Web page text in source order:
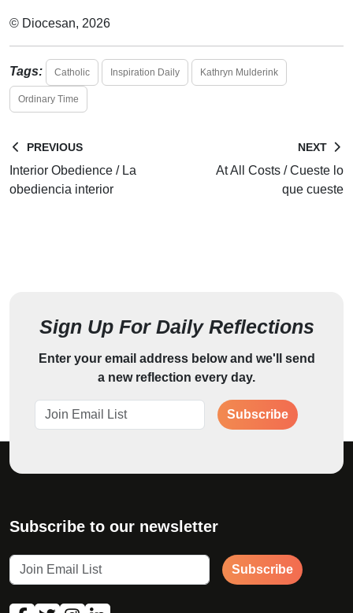
© Diocesan, 2026
Tags: Catholic Inspiration Daily Kathryn Mulderink
Ordinary Time
PREVIOUS
Interior Obedience / La
obediencia interior
NEXT
At All Costs / Cueste lo
que cueste
Sign Up For Daily Reflections
Enter your email address below and we'll send
a new reflection every day.
Subscribe
Subscribe to our newsletter
Subscribe